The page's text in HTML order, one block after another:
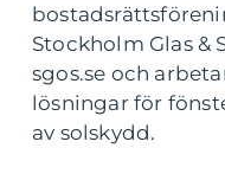
Stockholm Glas &
sgos.se och
lösningar för
av solskydd.